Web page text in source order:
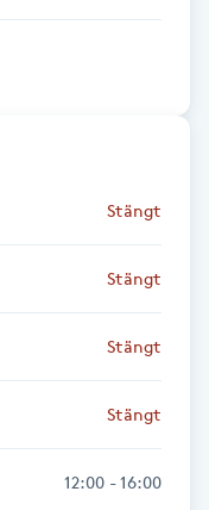
Stängt
Stängt
Stängt
Stängt
12:00 - 16:00